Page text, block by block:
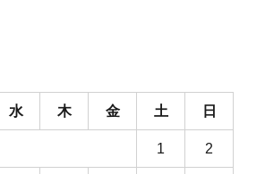
水 木 金 土 日
1 2